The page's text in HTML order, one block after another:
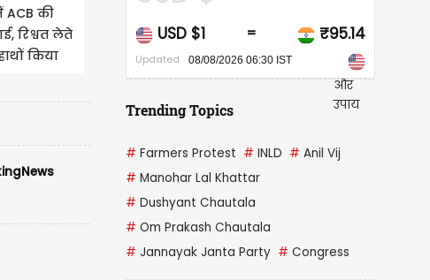
की
रिश्वत लेते
किया
USD $1 ₹95.14
08/08/2026 06:30 IST
CAD $1 =
Updated 08/08/2026 06:30 IST
Trending Topics
# Farmers Protest # INLD # Anil Vij
# Manohar Lal Khattar
# Dushyant Chautala
# Om Prakash Chautala
# Jannayak Janta Party # Congress